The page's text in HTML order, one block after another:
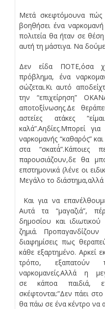
Μετά σκεφτόμουνα
βοηθήσει ένα
πολιτεία θα ήταν σε
αυτή τη μάστιγα. Να
Δεν είδα ΠΟΤΕ,όσα
πρόβλημα, ένα
σώζεται.Κι αυτό
την “επιχείρηση”
αποτοξίνωσης.Δε
αστείες ατάκες
καλά”.Αηδίες.Μπορεί
ναρκομανής “καθαρός”
στα “σκατά΄”.Κάποιες
παρουσιάζουν,δε θα
επστημονικά (λένε οι
Μεγάλο το διάστημα,αλλά
Και για να
Αυτά τα “μαγαζιά”,
δημοσίου και
ζημιά.
διαφημίσεις πως
κάθε εξαρτημένο. Αρκεί
τρόπο,
ναρκομανείς.Αλλά η
σε κάποα παιδιά,
σκέφτονται:”Δεν πάει
θα πάω σε ένα κέντρο να